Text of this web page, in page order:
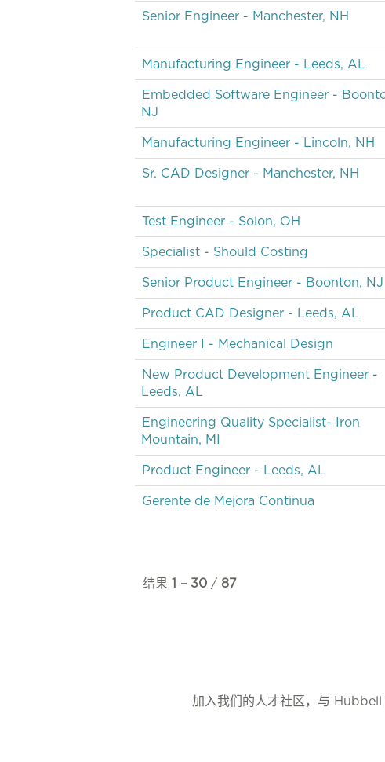
Senior Engineer - Manchester, NH
Manufacturing Engineer - Leeds, AL
Embedded Software Engineer -
NJ
Manufacturing Engineer - Lincoln, NH
Sr. CAD Designer - Manchester, NH
Test Engineer - Solon, OH
Specialist - Should Costing
Senior Product Engineer - Boonton, NJ
Product CAD Designer - Leeds, AL
Engineer I - Mechanical Design
New Product Development Engineer -
Leeds, AL
Engineering Quality Specialist- Iron
Mountain, MI
Product Engineer - Leeds, AL
Gerente de Mejora Continua
结果 1 – 30 / 87
加入我们的人才社区，与 Hubbell